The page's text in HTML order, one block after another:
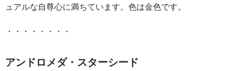
ュアルな自尊心に満ちています。色は金色です。
・・・・・・・・
アンドロメダ・スターシード